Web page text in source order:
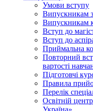
Умови вступу
Випускникам
Випускникам
Вступ до
Вступ до
Приймальна
Повторний
вартості
Підготовчі
Правила
Перелік
Освітній
Україна»